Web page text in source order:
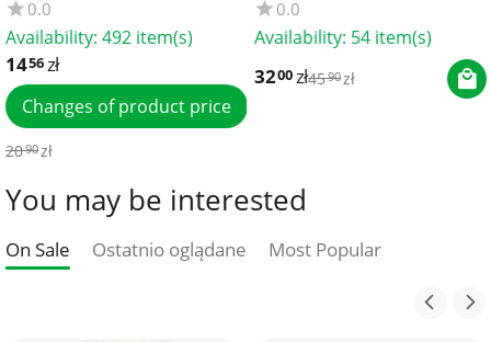
0.0
Availability: 492 item(s)
1456zł
Changes of product price
2090zł
0.0
Availability: 54 item(s)
3200zł4590zł
You may be interested
On Sale Ostatnio oglądane Most Popular